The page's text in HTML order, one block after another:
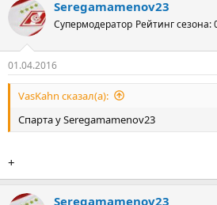
Seregamamenov23
Супермодератор Рейтинг сезона:
01.04.2016
VasKahn сказал(а):
Спарта у Seregamamenov23
+
Seregamamenov23